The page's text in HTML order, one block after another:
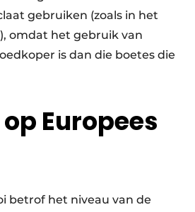
gebruiken (zoals in het
omdat het gebruik van
is dan die boetes die
Europees
betrof het niveau van de